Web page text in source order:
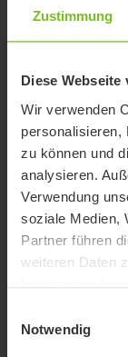
Zustimmung
Diese Webseite
Wir verwenden
personalisieren,
zu können und
analysieren.
Verwendung
soziale Medien,
Partner führen
weiteren Daten
Notwendig
1Suchergebnisse